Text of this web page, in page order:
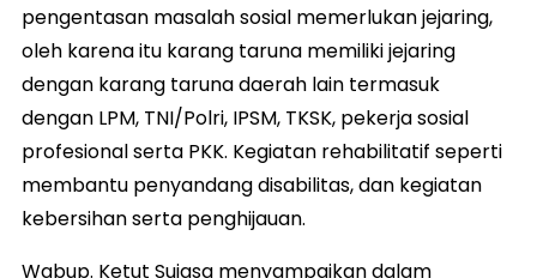
pengentasan masalah sosial memerlukan jejaring,
oleh karena itu karang taruna memiliki jejaring
dengan karang taruna daerah lain termasuk
dengan LPM, TNI/Polri, IPSM, TKSK, pekerja sosial
profesional serta PKK. Kegiatan rehabilitatif seperti
membantu penyandang disabilitas, dan kegiatan
kebersihan serta penghijauan.
Wabup. Ketut Suiasa menyampaikan dalam